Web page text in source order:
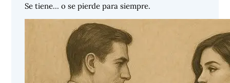
Se tiene… o se pierde para siempre.